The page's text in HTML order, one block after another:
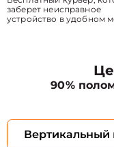
заберет неисправное
устройство в удобном
90%
Вертикальный